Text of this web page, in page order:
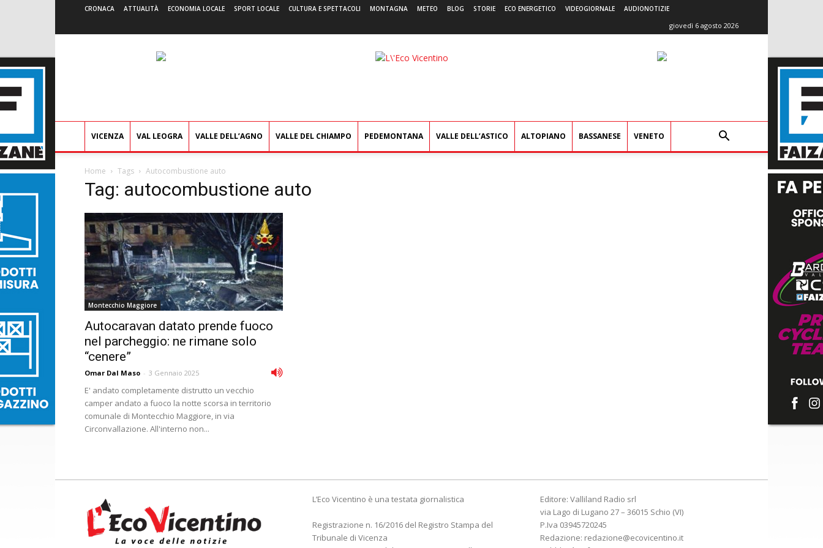
CRONACA ATTUALITÀ ECONOMIA LOCALE SPORT LOCALE CULTURA E SPETTACOLI MONTAGNA METEO BLOG STORIE ECO ENERGETICO VIDEOGIORNALE AUDIONOTIZIE
giovedì 6 agosto 2026
L'Eco
VICENZA VAL LEOGRA VALLE DELL’AGNO VALLE DEL CHIAMPO PEDEMONTANA VALLE DELL’ASTICO ALTOPIANO BASSANESE VENETO
Home Tags Autocombustione auto
Tag: autocombustione auto
Montecchio Maggiore
Autocaravan datato prende fuoco
nel parcheggio: ne rimane solo
“cenere”
Omar Dal Maso - 3 Gennaio 2025
E' andato completamente distrutto un vecchio
camper andato a fuoco la notte scorsa in territorio
comunale di Montecchio Maggiore, in via
Circonvallazione. All'interno non...
L’Eco Vicentino è una testata giornalistica
Registrazione n. 16/2016 del Registro Stampa del
Tribunale di Vicenza
Editore: Valliland Radio srl
via Lago di Lugano 27 – 36015 Schio (VI)
P.Iva 03945720245
Redazione: redazione@ecovicentino.it